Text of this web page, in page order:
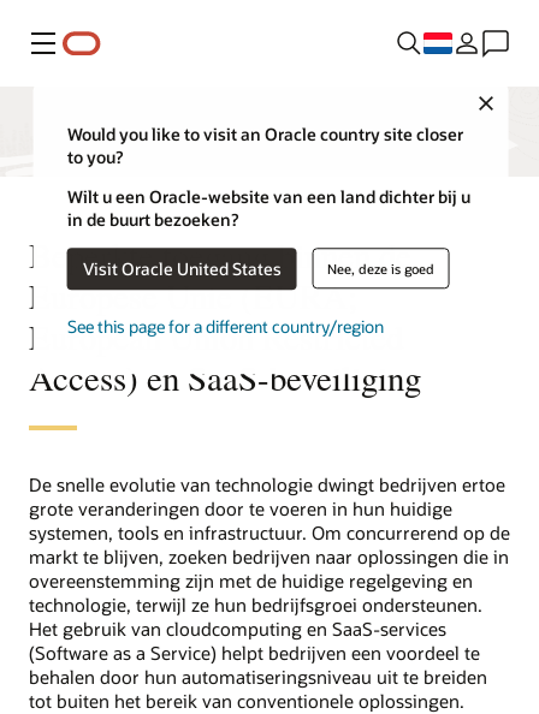
Menu
Would you like to visit an Oracle country site closer
to you?
Wilt u een Oracle-website van een land dichter bij u
in de buurt bezoeken?
Visit Oracle United States Nee, deze is goed
See this page for a different country/region
Beperkte toegang binnen de
Europese Unie (EURA;
European Union Restricted
Access) en SaaS-beveiliging
De snelle evolutie van technologie dwingt bedrijven ertoe
grote veranderingen door te voeren in hun huidige
systemen, tools en infrastructuur. Om concurrerend op de
markt te blijven, zoeken bedrijven naar oplossingen die in
overeenstemming zijn met de huidige regelgeving en
technologie, terwijl ze hun bedrijfsgroei ondersteunen.
Het gebruik van cloudcomputing en SaaS-services
(Software as a Service) helpt bedrijven een voordeel te
behalen door hun automatiseringsniveau uit te breiden
tot buiten het bereik van conventionele oplossingen.